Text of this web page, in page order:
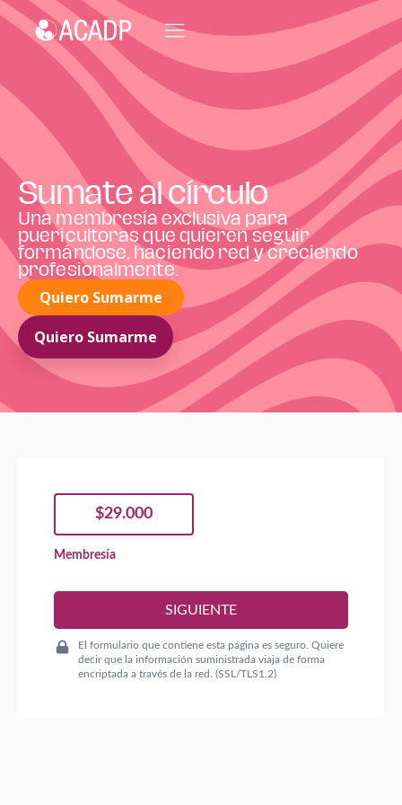
Sumate al círculo
Una membresía exclusiva para
puericultoras que quieren seguir
formándose, haciendo red y creciendo
profesionalmente.
Quiero Sumarme
Quiero Sumarme